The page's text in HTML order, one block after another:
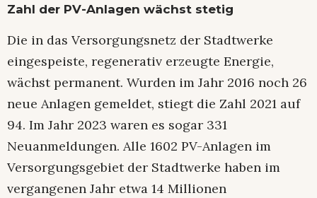
Zahl der PV-Anlagen wächst stetig
Die in das Versorgungsnetz der Stadtwerke
eingespeiste, regenerativ erzeugte Energie,
wächst permanent. Wurden im Jahr 2016 noch 26
neue Anlagen gemeldet, stiegt die Zahl 2021 auf
94. Im Jahr 2023 waren es sogar 331
Neuanmeldungen. Alle 1602 PV-Anlagen im
Versorgungsgebiet der Stadtwerke haben im
vergangenen Jahr etwa 14 Millionen